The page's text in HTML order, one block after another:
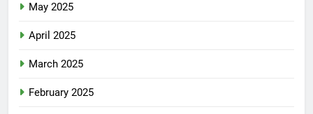
May 2025
April 2025
March 2025
February 2025